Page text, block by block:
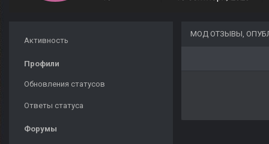
Активность
Профили
Обновления статусов
Ответы статуса
Форумы
МОД ОТЗЫВЫ,